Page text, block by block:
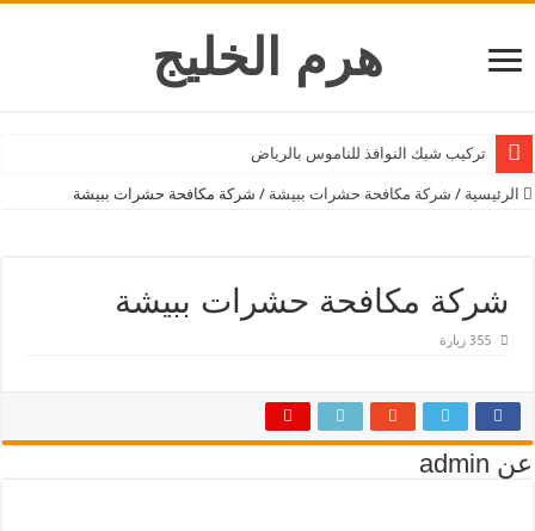
هرم الخليج
تركيب شبك النوافذ للناموس بالرياض
محلات بيع و شراء الاثاث بالرياض
محل بيع و تركيب كاميرات مراقبة بالرياض
شركة مكافحة الحشرات بالرياض
مقاول تكسير وهدم وقص خرسانه بالرياض
شركة تركيب ستائر بالرياض
الرئيسية / شركة مكافحة حشرات ببيشة / شركة مكافحة حشرات ببيشة
شركة مكافحة حشرات ببيشة
355 زيارة
عن admin